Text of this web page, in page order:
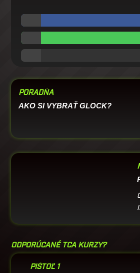
PORADŇA
AKO SI VYBRAŤ GLOCK?
ODPORÚČANÉ TCA KURZY?
PIŠTOĽ 1